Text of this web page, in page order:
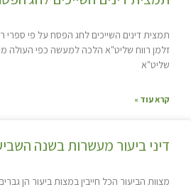
תמצית דינים השייכים לחג הפסח על פי ספרי
זלמן רווח שליט"א הלכה למעשה כפי העולה
שליט"א
קרא עוד »
דיני ביעור מעשרות בשנה
מצוות הביעור הכל חייבין במצות ביעור הן